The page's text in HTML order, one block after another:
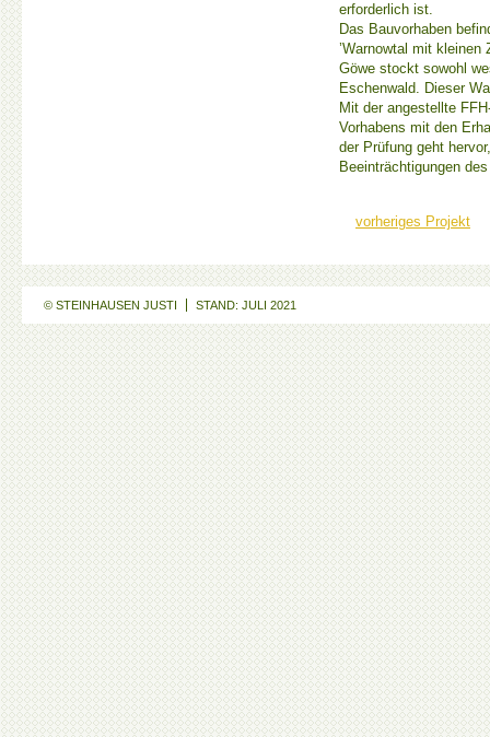
erforderlich ist.
Das Bauvorhaben
’Warnowtal mit kleinen
Göwe stockt sowohl
Eschenwald. Dieser
Mit der angestellte
Vorhabens mit den
der Prüfung geht
Beeinträchtigungen
vorheriges Projekt
© STEINHAUSEN JUSTI STAND: JULI 2021